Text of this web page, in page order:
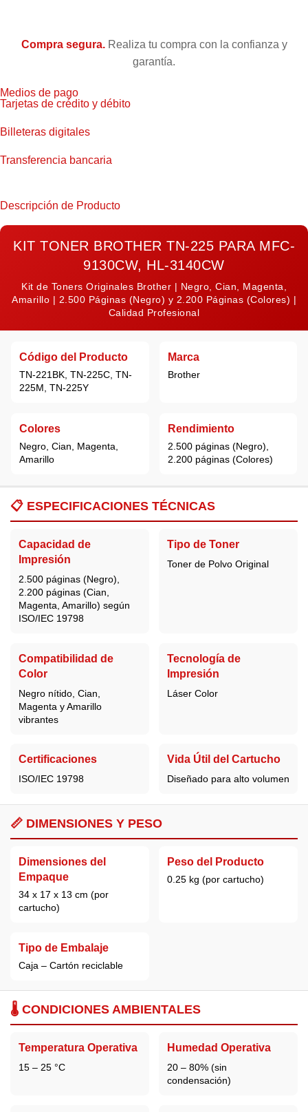
Compra segura.Realiza tu compra con la confianza y
garantía.
Medios de pago
Tarjetas de crédito y débito
Billeteras digitales
Transferencia bancaria
Descripción de Producto
KIT TONER BROTHER TN-225 PARA MFC-
9130CW, HL-3140CW
Kit de Toners Originales Brother | Negro, Cian, Magenta,
Amarillo | 2.500 Páginas (Negro) y 2.200 Páginas (Colores) |
Calidad Profesional
Código del Producto
TN-221BK, TN-225C, TN-
225M, TN-225Y
Marca
Brother
Colores
Negro, Cian, Magenta,
Amarillo
Rendimiento
2.500 páginas (Negro),
2.200 páginas (Colores)
📋 ESPECIFICACIONES TÉCNICAS
Capacidad de
Impresión
2.500 páginas (Negro),
2.200 páginas (Cian,
Magenta, Amarillo) según
ISO/IEC 19798
Tipo de Toner
Toner de Polvo Original
Compatibilidad de
Color
Negro nítido, Cian,
Magenta y Amarillo
vibrantes
Tecnología de
Impresión
Láser Color
Certificaciones
ISO/IEC 19798
Vida Útil del Cartucho
Diseñado para alto volumen
📏 DIMENSIONES Y PESO
Dimensiones del
Empaque
34 x 17 x 13 cm (por
cartucho)
Peso del Producto
0.25 kg (por cartucho)
Tipo de Embalaje
Caja – Cartón reciclable
🌡️ CONDICIONES AMBIENTALES
Temperatura Operativa
15 – 25 °C
Humedad Operativa
20 – 80% (sin
condensación)